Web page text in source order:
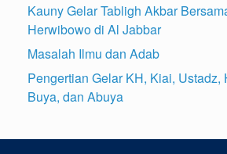
Kauny Gelar Tabligh Akbar
Herwibowo di Al Jabbar
Masalah Ilmu dan Adab
Pengertian Gelar KH, Kiai, Ustadz,
Buya, dan Abuya